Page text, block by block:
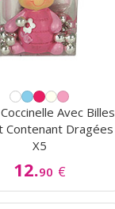
Avec Billes
Contenant Dragées
X5
12.90 €